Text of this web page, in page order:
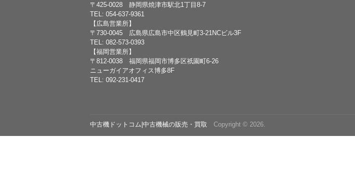
〒425-0028 静岡県焼津市駅北1丁目8-7
TEL: 054-637-9361
【広島営業所】
〒730-0045 広島県広島市中区鶴見町3-21NCビル3F
TEL: 082-573-0393
【福岡営業所】
〒812-0038 福岡県福岡市博多区祇園町6-26
ニューガイアオフィス博多8F
TEL: 092-231-0417
中古機ドットコム|中古機械の販売・買取 Copyright © 2026.